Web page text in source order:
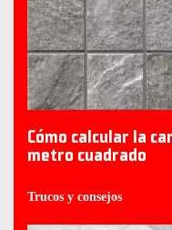
Cómo calcular la
metro cuadrado
Trucos y consejos